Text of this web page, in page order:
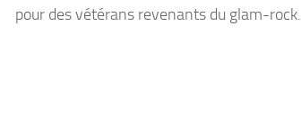
pour des vétérans revenants du glam-rock.